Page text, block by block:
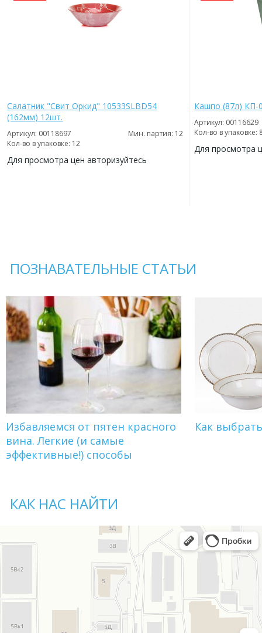
Салатник "Свит Оркид" 10533SLBD54
(162мм) 12шт.
Артикул: 00118697
Мин. партия: 12
Кол-во в упаковке: 12
Для просмотра цен авторизуйтесь
Кашпо (87л) КП-
Артикул: 00116629
Кол-во в упаковке:
Для просмотра
ПОЗНАВАТЕЛЬНЫЕ СТАТЬИ
Избавляемся от пятен красного
вина. Легкие (и самые
эффективные!) способы
Как
КАК НАС НАЙТИ